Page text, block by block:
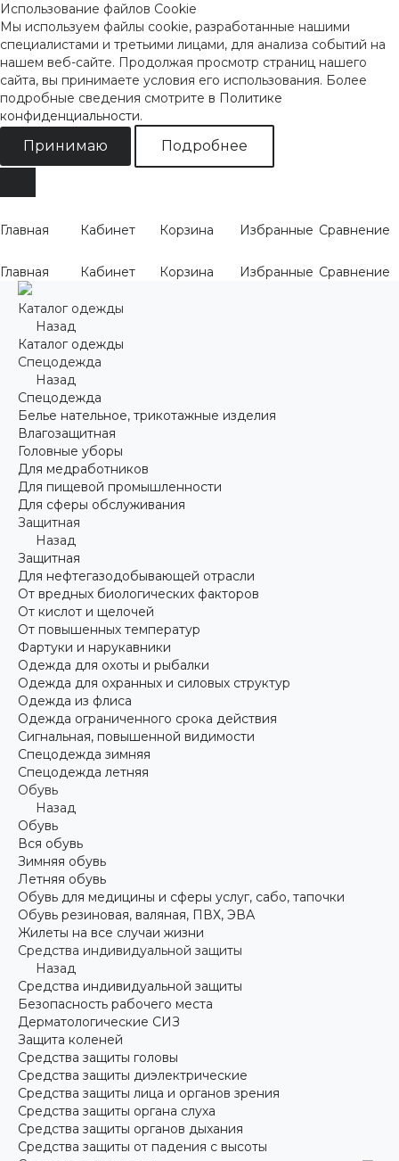
Использование файлов Cookie
Мы используем файлы cookie, разработанные нашими
специалистами и третьими лицами, для анализа событий на
нашем веб-сайте. Продолжая просмотр страниц нашего
сайта, вы принимаете условия его использования. Более
подробные сведения смотрите в Политике
конфиденциальности.
Принимаю Подробнее
Главная Кабинет Корзина Избранные Сравнение
Главная Кабинет Корзина Избранные Сравнение
Каталог одежды
Назад
Каталог одежды
Спецодежда
Назад
Спецодежда
Белье нательное, трикотажные изделия
Влагозащитная
Головные уборы
Для медработников
Для пищевой промышленности
Для сферы обслуживания
Защитная
Назад
Защитная
Для нефтегазодобывающей отрасли
От вредных биологических факторов
От кислот и щелочей
От повышенных температур
Фартуки и нарукавники
Одежда для охоты и рыбалки
Одежда для охранных и силовых структур
Одежда из флиса
Одежда ограниченного срока действия
Сигнальная, повышенной видимости
Спецодежда зимняя
Спецодежда летняя
Обувь
Назад
Обувь
Вся обувь
Зимняя обувь
Летняя обувь
Обувь для медицины и сферы услуг, сабо, тапочки
Обувь резиновая, валяная, ПВХ, ЭВА
Жилеты на все случаи жизни
Средства индивидуальной защиты
Назад
Средства индивидуальной защиты
Безопасность рабочего места
Дерматологические СИЗ
Защита коленей
Средства защиты головы
Средства защиты диэлектрические
Средства защиты лица и органов зрения
Средства защиты органа слуха
Средства защиты органов дыхания
Средства защиты от падения с высоты